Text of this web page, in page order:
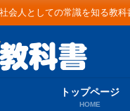
会人としての常識を知る教科
トップページ
HOME